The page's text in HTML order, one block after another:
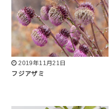
2019年11月21日
フジアザミ